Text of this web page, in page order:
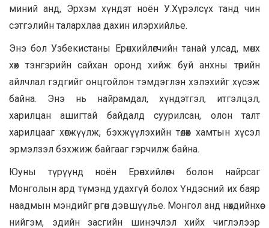
миний анд, Эрхэм хүндэт ноён У.Хүрэлсүх танд чин
сэтгэлийн талархлаа дахин илэрхийлье.
Энэ бол Узбекистаны Ерөнхийлөгчийн танай улсад, мөнх
хөх тэнгэрийн сайхан оронд хийж буй анхны төрийн
айлчлал гэдгийг онцгойлон тэмдэглэн хэлэхийг хүсэж
байна. Энэ нь найрамдал, хүндэтгэл, итгэлцэл,
харилцан ашигтай байдалд суурилсан, олон талт
харилцааг хөгжүүлж, бэхжүүлэхийн төлөөх хамтын хүсэл
эрмэлзэл бэхжиж байгааг гэрчилж байна.
Юуны түрүүнд ноён Ерөнхийлөгч болон найрсаг
Монголын ард түмэнд удахгүй болох Үндэсний их баяр
наадмын мэндийг өргөн дэвшүүлье. Монгол анд нөхдийнхөө
нийгэм, эдийн засгийн шинэчлэл хийх чиглэлээр